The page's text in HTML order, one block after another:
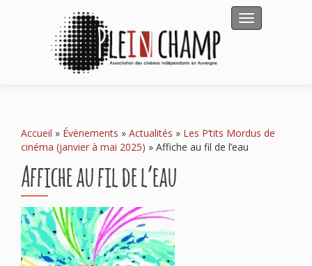
Afficher/
Accueil » Évènements » Actualités » Les P’tits Mordus de
cinéma (janvier à mai 2025) » Affiche au fil de l’eau
Affiche au fil de l’eau